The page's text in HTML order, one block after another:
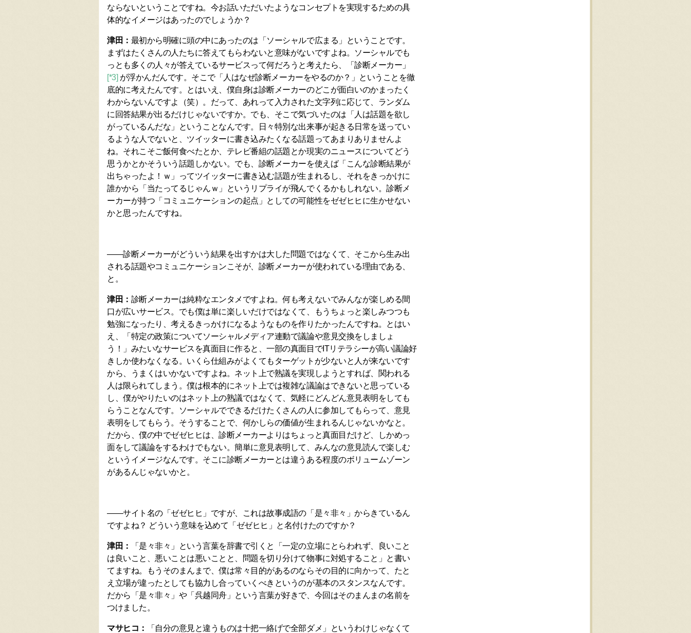
ならないということですね。今お話いただいたようなコンセプトを実現するための具
体的なイメージはあったのでしょうか？
津田： 最初から明確に頭の中にあったのは「ソーシャルで広まる」ということです。
まずはたくさんの人たちに答えてもらわないと意味がないですよね。ソーシャルでも
っとも多くの人々が答えているサービスって何だろうと考えたら、「診断メーカー」
[*3] が浮かんだんです。そこで「人はなぜ診断メーカーをやるのか？」ということを徹
底的に考えたんです。とはいえ、僕自身は診断メーカーのどこが面白いのかまったく
わからないんですよ（笑）。だって、あれって入力された文字列に応じて、ランダム
に回答結果が出るだけじゃないですか。でも、そこで気づいたのは「人は話題を欲し
がっているんだな」ということなんです。日々特別な出来事が起きる日常を送ってい
るような人でないと、ツイッターに書き込みたくなる話題ってあまりありませんよ
ね。それこそご飯何食べたとか、テレビ番組の話題とか現実のニュースについてどう
思うかとかそういう話題しかない。でも、診断メーカーを使えば「こんな診断結果が
出ちゃったよ！ｗ」ってツイッターに書き込む話題が生まれるし、それをきっかけに
誰かから「当たってるじゃんｗ」というリプライが飛んでくるかもしれない。診断メ
ーカーが持つ「コミュニケーションの起点」としての可能性をゼゼヒヒに生かせない
かと思ったんですね。
――診断メーカーがどういう結果を出すかは大した問題ではなくて、そこから生み出
される話題やコミュニケーションこそが、診断メーカーが使われている理由である、
と。
津田： 診断メーカーは純粋なエンタメですよね。何も考えないでみんなが楽しめる間
口が広いサービス。でも僕は単に楽しいだけではなくて、もうちょっと楽しみつつも
勉強になったり、考えるきっかけになるようなものを作りたかったんですね。とはい
え、「特定の政策についてソーシャルメディア連動で議論や意見交換をしましょ
う！」みたいなサービスを真面目に作ると、一部の真面目でITリテラシーが高い議論好
きしか使わなくなる。いくら仕組みがよくてもターゲットが少ないと人が来ないです
から、うまくはいかないですよね。ネット上で熟議を実現しようとすれば、関われる
人は限られてしまう。僕は根本的にネット上では複雑な議論はできないと思っている
し、僕がやりたいのはネット上の熟議ではなくて、気軽にどんどん意見表明をしても
らうことなんです。ソーシャルでできるだけたくさんの人に参加してもらって、意見
表明をしてもらう。そうすることで、何かしらの価値が生まれるんじゃないかなと。
だから、僕の中でゼゼヒヒは、診断メーカーよりはちょっと真面目だけど、しかめっ
面をして議論をするわけでもない。簡単に意見表明して、みんなの意見読んで楽しむ
というイメージなんです。そこに診断メーカーとは違うある程度のボリュームゾーン
があるんじゃないかと。
――サイト名の「ゼゼヒヒ」ですが、これは故事成語の「是々非々」からきているん
ですよね？ どういう意味を込めて「ゼゼヒヒ」と名付けたのですか？
津田：
「是々非々」という言葉を辞書で引くと「一定の立場にとらわれず、良いこと
は良いこと、悪いことは悪いことと、問題を切り分けて物事に対処すること」と書い
てますね。もうそのまんまで、僕は常々目的があるのならその目的に向かって、たと
え立場が違ったとしても協力し合っていくべきというのが基本のスタンスなんです。
だから「是々非々」や「呉越同舟」という言葉が好きで、今回はそのまんまの名前を
つけました。
マサヒコ： 「自分の意見と違うものは十把一絡げで全部ダメ」というわけじゃなくて